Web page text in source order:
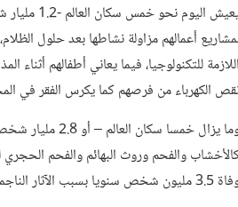
يعيش اليوم
أعمالهم مزاولة نشاطها بعد حلول
للتكنولوجيا، فيما يعاني أطفالهم
الكهرباء من فرصهم كما يكرس الفقر في
وما يزال خمسا
والفحم وروث البهائم والفحم
بسبب الآثار الناجمة عن تلوث الهواء الداخلي.